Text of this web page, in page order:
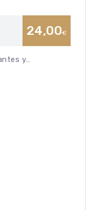
24,00€
y…